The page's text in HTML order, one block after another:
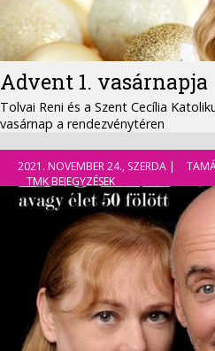
Advent 1. vasárnapja
Tolvai Reni és a Szent Cecília
vasárnap a rendezvénytéren
2021. NOVEMBER 24., SZERDA |
TMK BEJEGYZÉSEK